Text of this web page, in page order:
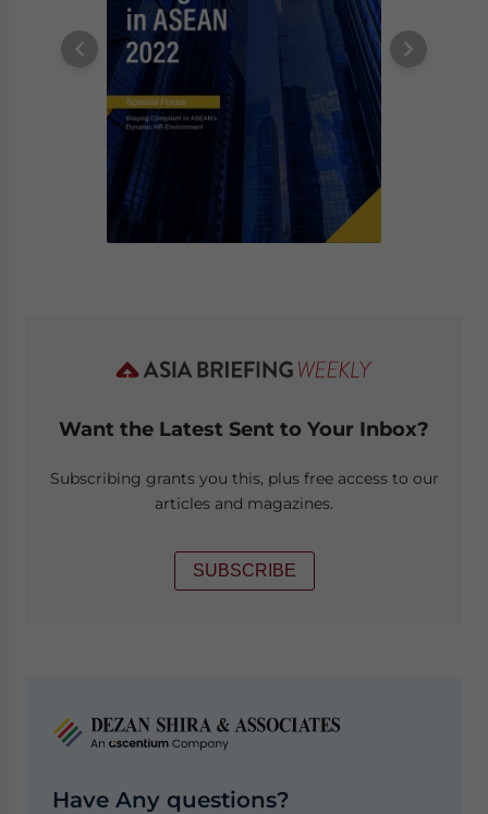
Want the Latest Sent to Your Inbox?
Subscribing grants you this, plus free access to our
articles and magazines.
SUBSCRIBE
Have Any questions?